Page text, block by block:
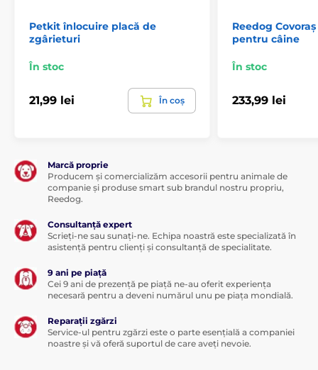
Petkit înlocuire placă de
zgârieturi
În stoc
21,99 lei În coș
Reedog
pentru câine
În stoc
233,99 lei
Marcă proprie
Producem și comercializăm accesorii pentru animale de
companie și produse smart sub brandul nostru propriu,
Reedog.
Consultanță expert
Scrieți-ne sau sunați-ne. Echipa noastră este specializată în
asistență pentru clienți și consultanță de specialitate.
9 ani pe piață
Cei 9 ani de prezență pe piață ne-au oferit experiența
necesară pentru a deveni numărul unu pe piața mondială.
Reparații zgărzi
Service-ul pentru zgărzi este o parte esențială a companiei
noastre și vă oferă suportul de care aveți nevoie.